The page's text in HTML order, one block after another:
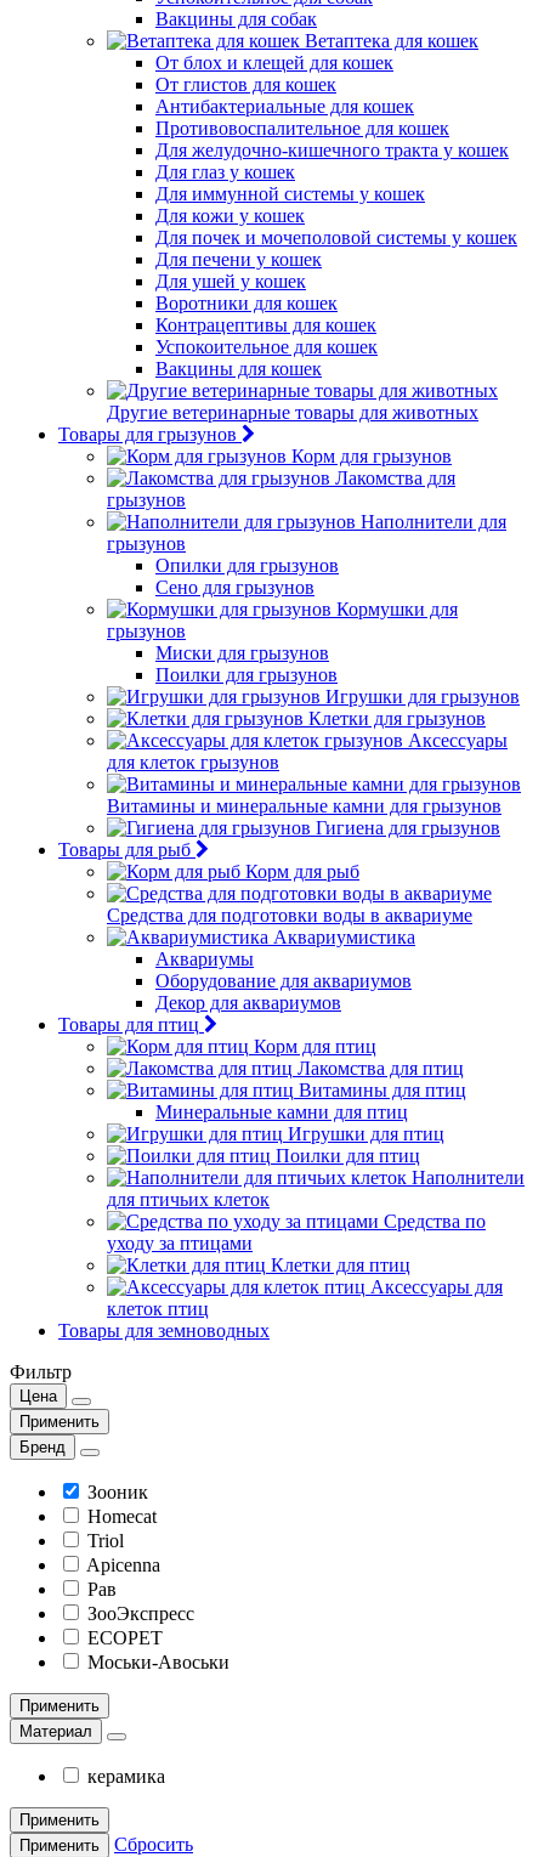
Вакцины для собак
Ветаптека для кошек
От блох и клещей для кошек
От глистов для кошек
Антибактериальные для кошек
Противовоспалительное для кошек
Для желудочно-кишечного тракта у кошек
Для глаз у кошек
Для иммунной системы у кошек
Для кожи у кошек
Для почек и мочеполовой системы у кошек
Для печени у кошек
Для ушей у кошек
Воротники для кошек
Контрацептивы для кошек
Успокоительное для кошек
Вакцины для кошек
Другие ветеринарные товары для животных
Товары для грызунов
Корм для грызунов
Лакомства для
грызунов
Наполнители для
грызунов
Опилки для грызунов
Сено для грызунов
Кормушки для
грызунов
Миски для грызунов
Поилки для грызунов
Игрушки для грызунов
Клетки для грызунов
Аксессуары
для клеток грызунов
Витамины и минеральные камни для грызунов
Гигиена для грызунов
Товары для рыб
Корм для рыб
Средства для подготовки воды в аквариуме
Аквариумистика
Аквариумы
Оборудование для аквариумов
Декор для аквариумов
Товары для птиц
Корм для птиц
Лакомства для птиц
Витамины для птиц
Минеральные камни для птиц
Игрушки для птиц
Поилки для птиц
Наполнители
для птичьих клеток
Средства по
уходу за птицами
Клетки для птиц
Аксессуары для
клеток птиц
Товары для земноводных
Фильтр
Цена
Применить
Бренд
Зооник
Homecat
Triol
Apicenna
Рав
ЗооЭкспресс
ECOPET
Моськи-Авоськи
Применить
Материал
керамика
Применить
Применить
Сбросить